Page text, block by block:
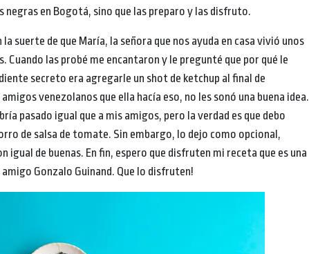
negras en Bogotá, sino que las preparo y las disfruto.
suerte de que María, la señora que nos ayuda en casa vivió unos
Cuando las probé me encantaron y le pregunté que por qué le
secreto era agregarle un shot de ketchup al final de
venezolanos que ella hacía eso, no les sonó una buena idea.
pasado igual que a mis amigos, pero la verdad es que debo
de salsa de tomate. Sin embargo, lo dejo como opcional,
igual de buenas. En fin, espero que disfruten mi receta que es una
Gonzalo Guinand. Que lo disfruten!